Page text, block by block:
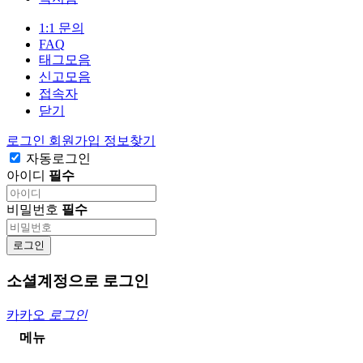
1:1 문의
FAQ
태그모음
신고모음
접속자
닫기
로그인 회원가입 정보찾기
자동로그인
아이디 필수
비밀번호 필수
로그인
소셜계정으로 로그인
카카오 로그인
메뉴